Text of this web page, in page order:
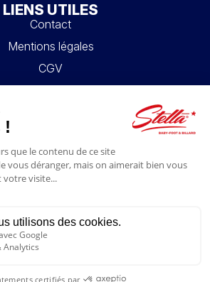
LIENS UTILES
Contact
Mentions légales
CGV
Mon compte
NOUS SUIVRE
4.6/5